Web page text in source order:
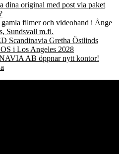
dina original med post via paket
filmer och videoband i Ånge
Sundsvall m.fl.
Scandinavia Gretha Östlinds
i Los Angeles 2028
AB öppnar nytt kontor!